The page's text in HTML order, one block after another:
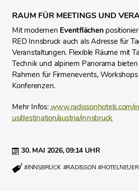
30. MAI 2026,09:14 UHR
#INNSBRUCK #RADISSON
RAUM FÜR MEETINGS UND
Mit modernen Eventflächen
RED Innsbruck auch als Adresse für
Veranstaltungen. Flexible Räume mit
Technik und alpinem Panorama
Rahmen für Firmenevents,
Konferenzen.
Mehr Infos:www.radissonhotels.com/
us/destination/austria/innsbruck